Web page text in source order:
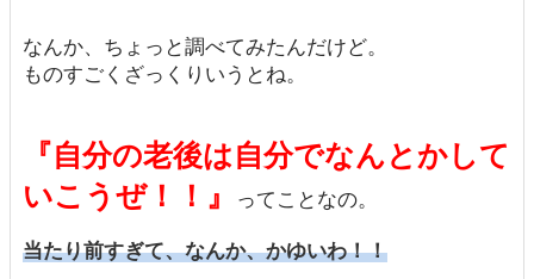
なんか、ちょっと調べてみたんだけど。
ものすごくざっくりいうとね。
『自分の老後は自分でなんとかして
いこうぜ！！』
ってことなの。
当たり前すぎて、なんか、かゆいわ！！